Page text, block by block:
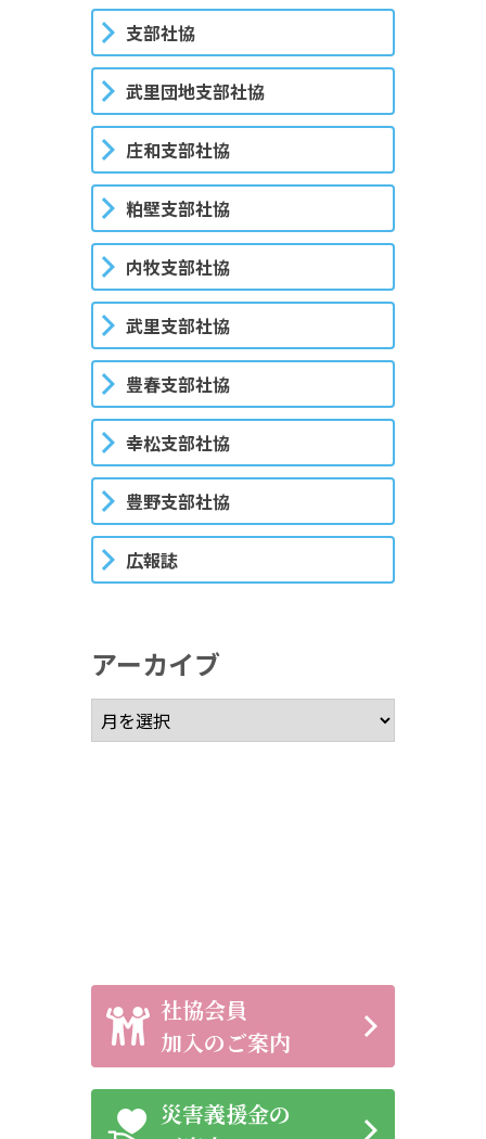
支部社協
武里団地支部社協
庄和支部社協
粕壁支部社協
内牧支部社協
武里支部社協
豊春支部社協
幸松支部社協
豊野支部社協
広報誌
アーカイブ
アーカイブ
社協会員
加入のご案内
災害義援金の